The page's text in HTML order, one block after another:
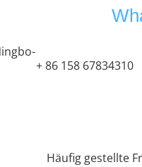
+ 86 158 67834310
Häufig gestellte